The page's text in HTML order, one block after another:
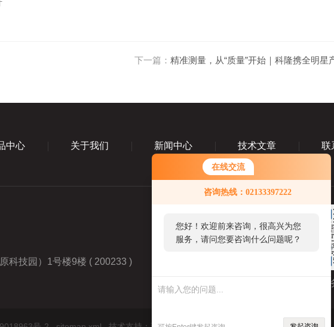
在线交流
咨询热线：02133397222
您好！欢迎前来咨询，很高兴为您
服务，请问您要咨询什么问题呢？
下一篇： 精准测量，从“质量”开始｜科隆携全明星
中心 关于我们 新闻中心 技术文章 联
科技园）1号楼9楼 ( 200233 )